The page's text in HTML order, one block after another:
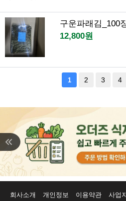
구운파래김_100
12,800원
1 2 3 4
회사소개 개인정보 이용약관 사업